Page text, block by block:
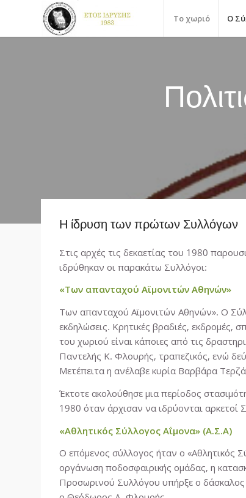
Το χωριό Ο
Η ίδρυση των πρώτων Συλλόγων
Στις αρχές τις δεκαετίας του 1980
ιδρύθηκαν οι παρακάτω Συλλόγοι:
«Των απανταχού Αϊμονιτών Αθηνών»
Των απανταχού Αϊμονιτών Αθηνών». Ο
εκδηλώσεις. Κρητικές βραδιές, εκδρομές,
του χωριού είναι κάποιες από τις
Παντελής Κ. Φλουρής, τραπεζικός, ενώ
Μετέπειτα η ανέλαβε κυρία Βαρβάρα
Έκτοτε ακολούθησε μια περίοδος
1980 όταν άρχισαν να ιδρύονται αρκετοί
«Αθλητικός Σύλλογος Αΐμονα» (Α.Σ.Α)
Ο επόμενος σύλλογος ήταν ο «Αθλητικός
οργάνωση ποδοσφαιρικής ομάδας, η
Προσωρινού Συλλόγου υπήρξε ο δάσκαλος